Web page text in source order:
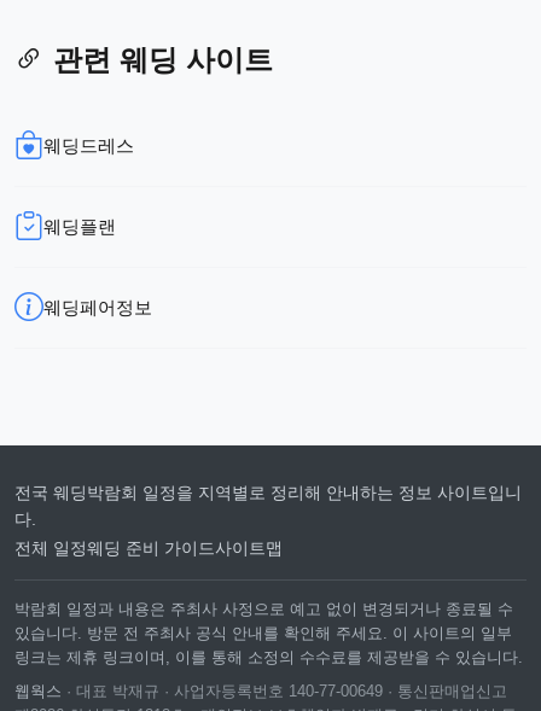
관련 웨딩 사이트
웨딩드레스
웨딩플랜
웨딩페어정보
전국 웨딩박람회 일정을 지역별로 정리해 안내하는 정보 사이트입니
다.
전체 일정웨딩 준비 가이드사이트맵
박람회 일정과 내용은 주최사 사정으로 예고 없이 변경되거나 종료될 수
있습니다. 방문 전 주최사 공식 안내를 확인해 주세요. 이 사이트의 일부
링크는 제휴 링크이며, 이를 통해 소정의 수수료를 제공받을 수 있습니다.
웹웍스 · 대표 박재규 · 사업자등록번호 140-77-00649 · 통신판매업신고